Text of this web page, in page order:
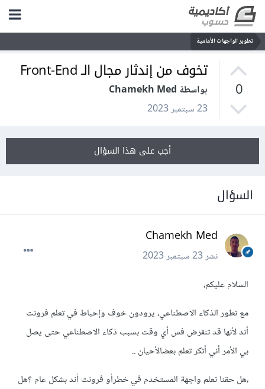
تطوير الواجهات الأمامية
0
تخوف من إندثار مجال الـ Front-End
بواسطة Chamekh Med
23 سبتمبر 2023
أجب على هذا السؤال
السؤال
Chamekh Med
نشر23 سبتمبر 2023
السلام عليكم،
مع تطور الذكاء الاصطناعي، يرودون خوف وإحباط في تعلم فرونت
أند لأنها قد تنقرض فس أي وقت بسبب ذكاء الاصطناعي حتى يصل
بي الأمر أني أتكر تعلم بعضالأحيان ..
،هل حقنا تعلم واجهة المستخدم في خطرأو فرونت أند بشكل عام ؟هل